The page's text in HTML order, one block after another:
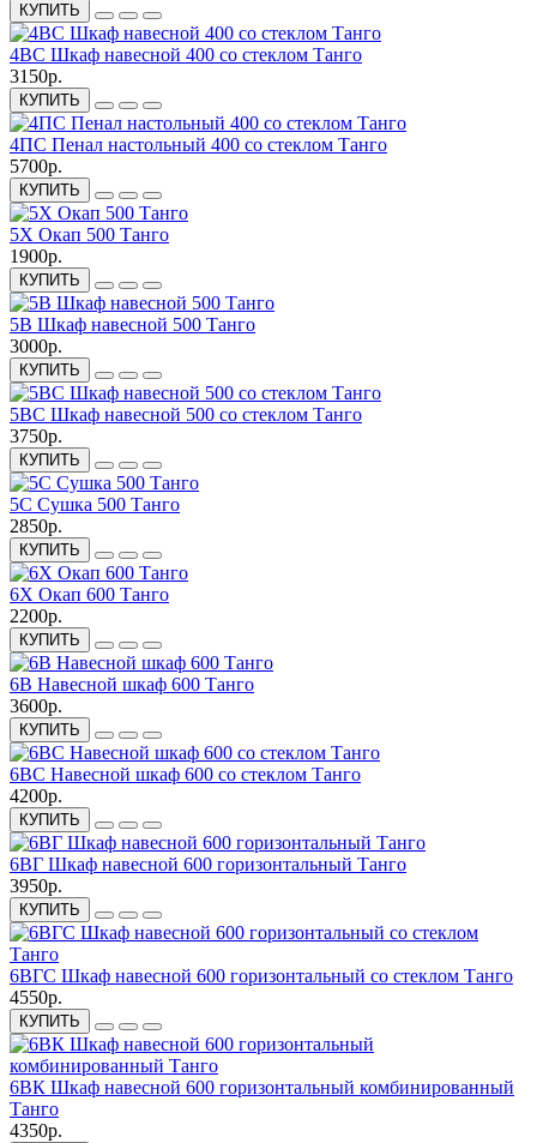
КУПИТЬ
4ВС Шкаф навесной 400 со стеклом Танго
3150р.
КУПИТЬ
4ПС Пенал настольный 400 со стеклом Танго
5700р.
КУПИТЬ
5Х Окап 500 Танго
1900р.
КУПИТЬ
5В Шкаф навесной 500 Танго
3000р.
КУПИТЬ
5ВС Шкаф навесной 500 со стеклом Танго
3750р.
КУПИТЬ
5С Сушка 500 Танго
2850р.
КУПИТЬ
6Х Окап 600 Танго
2200р.
КУПИТЬ
6В Навесной шкаф 600 Танго
3600р.
КУПИТЬ
6ВС Навесной шкаф 600 со стеклом Танго
4200р.
КУПИТЬ
6ВГ Шкаф навесной 600 горизонтальный Танго
3950р.
КУПИТЬ
6ВГС Шкаф навесной 600 горизонтальный со стеклом Танго
4550р.
КУПИТЬ
6ВК Шкаф навесной 600 горизонтальный комбинированный
Танго
4350р.